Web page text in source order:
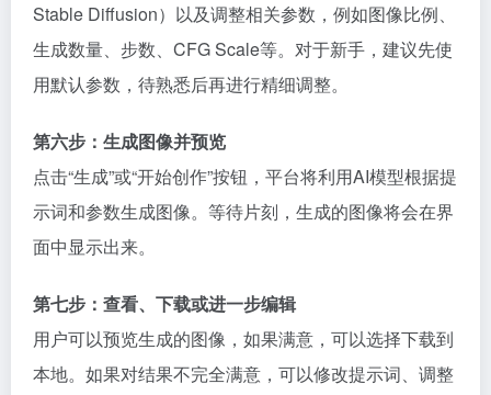
Stable Diffusion）以及调整相关参数，例如图像比例、
生成数量、步数、CFG Scale等。对于新手，建议先使
用默认参数，待熟悉后再进行精细调整。
第六步：生成图像并预览
点击“生成”或“开始创作”按钮，平台将利用AI模型根据提
示词和参数生成图像。等待片刻，生成的图像将会在界
面中显示出来。
第七步：查看、下载或进一步编辑
用户可以预览生成的图像，如果满意，可以选择下载到
本地。如果对结果不完全满意，可以修改提示词、调整